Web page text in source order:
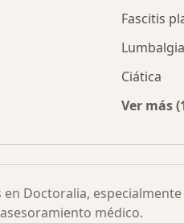
Fascitis
Lumbalgia
Ciática
Ver más
Doctoralia,
médico.